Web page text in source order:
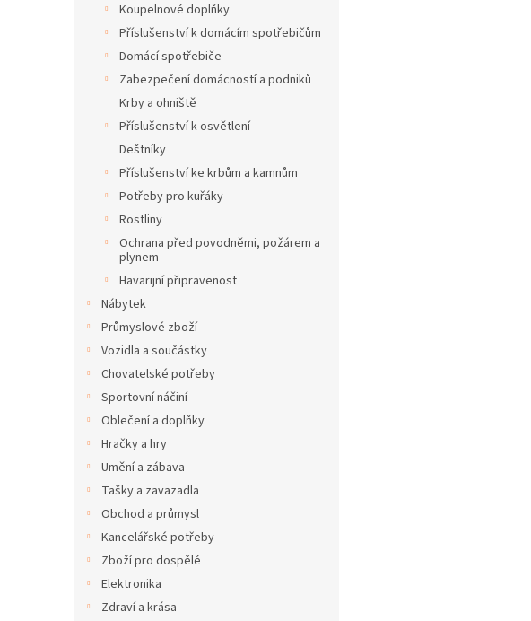
Koupelnové doplňky
Příslušenství k domácím spotřebičům
Domácí spotřebiče
Zabezpečení domácností a podniků
Krby a ohniště
Příslušenství k osvětlení
Deštníky
Příslušenství ke krbům a kamnům
Potřeby pro kuřáky
Rostliny
Ochrana před povodněmi, požárem a
plynem
Havarijní připravenost
Nábytek
Průmyslové zboží
Vozidla a součástky
Chovatelské potřeby
Sportovní náčiní
Oblečení a doplňky
Hračky a hry
Umění a zábava
Tašky a zavazadla
Obchod a průmysl
Kancelářské potřeby
Zboží pro dospělé
Elektronika
Zdraví a krása